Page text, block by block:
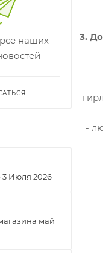
3.
-
-
наших
Июля 2026
май